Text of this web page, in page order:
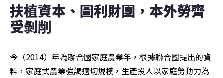
扶植資本、圖利財團，本外勞齊
受剝削
今（2014）年為聯合國家庭農業年，根據聯合國提出的資
料，家庭式農業強調適切規模，生產投入以家庭勞動力為